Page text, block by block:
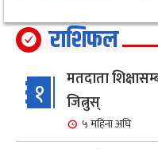
राशिफल
१
मतदाता
जित्नुस्
५ महिना अघि